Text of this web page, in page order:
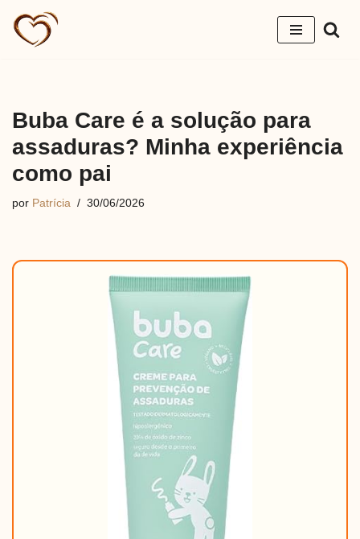
Pular
Buba Care é a solução para
assaduras? Minha experiência
como pai
por Patrícia 30/06/2026